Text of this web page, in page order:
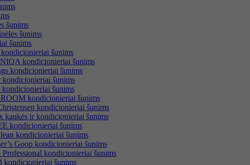
šunims
šunims
šunims
šunims
kondicionieriai šunims
kondicionieriai šunims
kondicionieriai šunims
kondicionieriai šunims
kondicionieriai šunims
kondicionieriai šunims
kaukės ir kondicionieriai šunims
kondicionieriai šunims
kondicionieriai šunims
Goop kondicionieriai šunims
Professional kondicionieriai šunims
kondicionieriai šunims